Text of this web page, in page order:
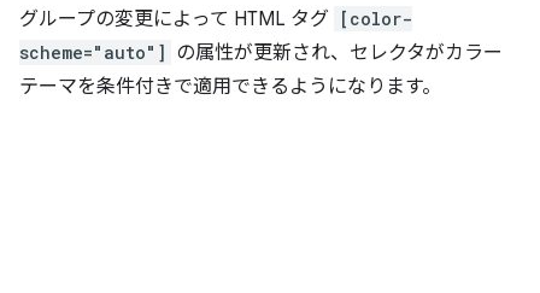
グループの変更によって HTML タグ
[color-
scheme="auto"]
の属性が更新され、セレクタがカラー
テーマを条件付きで適用できるようになります。